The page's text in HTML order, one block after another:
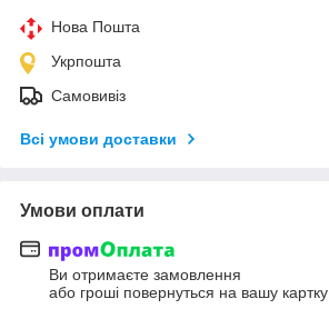
Нова Пошта
Укрпошта
Самовивіз
Всі умови доставки
Умови оплати
Ви отримаєте замовлення
або гроші повернуться на вашу картку